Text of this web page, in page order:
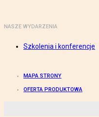
NASZE WYDARZENIA
Szkolenia i konferencje
MAPA STRONY
OFERTA PRODUKTOWA